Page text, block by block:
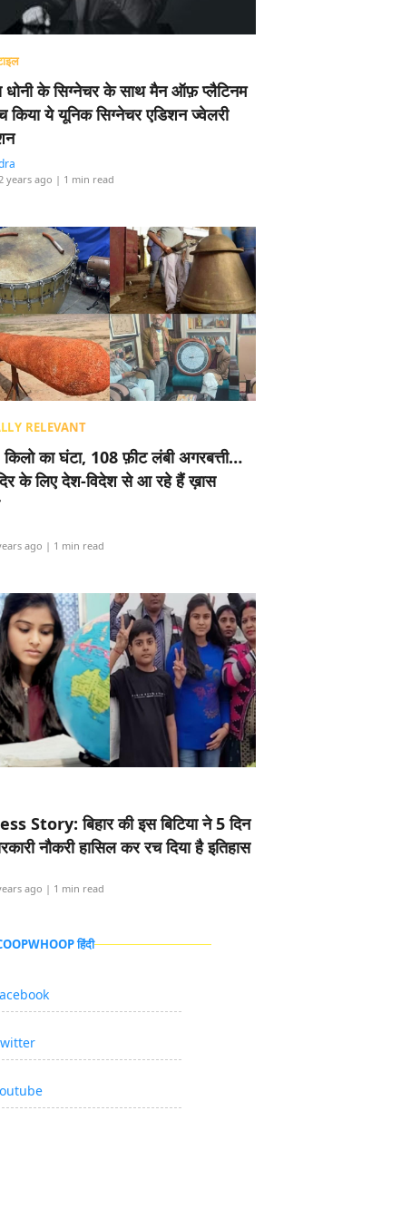
धोनी के सिग्नेचर के साथ मैन ऑफ़ प्लैटिनम
किया ये यूनिक सिग्नेचर एडिशन ज्वेलरी
years ago | 1 min read
RELEVANT
का घंटा, 108 फ़ीट लंबी अगरबत्ती…
के लिए देश-विदेश से आ रहे हैं ख़ास
ago | 1 min read
Story: बिहार की इस बिटिया ने 5 दिन
नौकरी हासिल कर रच दिया है इतिहास
ago | 1 min read
हिंदी